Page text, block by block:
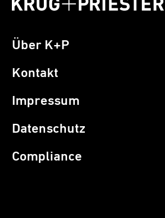
Über K+P
Kontakt
Impressum
Datenschutz
Compliance